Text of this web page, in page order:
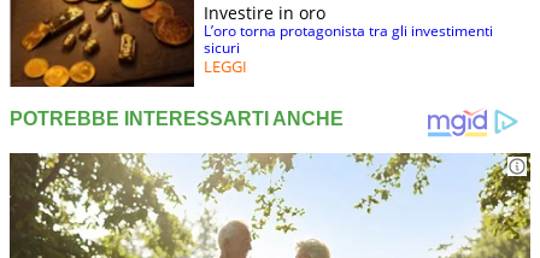
Investire in oro
L’oro torna protagonista tra gli investimenti
sicuri
LEGGI